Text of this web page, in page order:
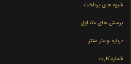
شیوه های پرداخت
پرسش های متداول
درباره لوستر سنتر
شماره کارت